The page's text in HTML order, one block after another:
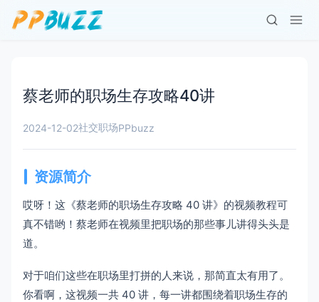
蔡老师的职场生存攻略40讲
2024-12-02社交职场PPbuzz
资源简介
哎呀！这《蔡老师的职场生存攻略 40 讲》的视频教程可
真不错哟！蔡老师在视频里把职场的那些事儿讲得头头是
道。
对于咱们这些在职场里打拼的人来说，那简直太有用了。
你看啊，这视频一共 40 讲，每一讲都围绕着职场生存的